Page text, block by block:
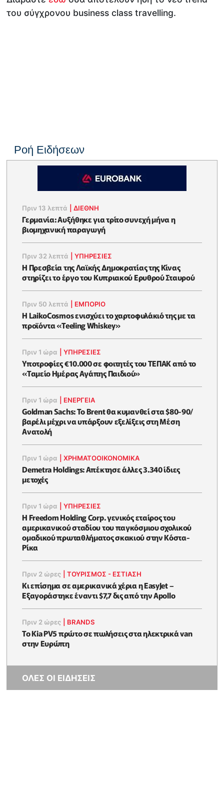
του σύγχρονου business class travelling.
Ροή Ειδήσεων
Πριν 13 λεπτά |ΔΙΕΘΝΗ
Γερμανία: Αυξήθηκε για τρίτο συνεχή μήνα η
βιομηχανική παραγωγή
Πριν 32 λεπτά |ΥΠΗΡΕΣΙΕΣ
Η Πρεσβεία της Λαϊκής Δημοκρατίας της Κίνας
στηρίζει το έργο του Κυπριακού Ερυθρού Σταυρού
Πριν 50 λεπτά ΕΜΠΟΡΙΟ
Η LaikoCosmos ενισχύει το χαρτοφυλάκιό της με τα
προϊόντα «Teeling Whiskey»
Πριν 1 ώρα |ΥΠΗΡΕΣΙΕΣ
Υποτροφίες €10.000 σε φοιτητές του ΤΕΠΑΚ από το
«Ταμείο Ημέρας Αγάπης Παιδιού»
Πριν 1 ώρα ΕΝΈΡΓΕΙΑ
Goldman Sachs: Το Brent θα κυμανθεί στα $80-90/
βαρέλι μέχρι να υπάρξουν εξελίξεις στη Μέση
Ανατολή
Πριν 1 ώρα |ΧΡΗΜΑΤΟΟΙΚΟΝΟΜΙΚΆ
Demetra Holdings: Απέκτησε άλλες 3.340 ίδιες
μετοχές
Πριν 1 ώρα |ΥΠΗΡΕΣΙΕΣ
Η Freedom Holding Corp. γενικός εταίρος του
αμερικανικού σταδίου του παγκόσμιου σχολικού
ομαδικού πρωταθλήματος σκακιού στην Κόστα-
Ρίκα
Πριν 2 ώρες |ΤΟΥΡΙΣΜΟΣ - ΕΣΤΙΑΣΗ
Κι επίσημα σε αμερικανικά χέρια η EasyJet –
Εξαγοράστηκε έναντι $7,7 δις από την Apollo
Πριν 2 ώρες BRANDS
Το Kia PV5 πρώτο σε πωλήσεις στα ηλεκτρικά van
στην Ευρώπη
ΟΛΕΣ ΟΙ ΕΙΔΗΣΕΙΣ